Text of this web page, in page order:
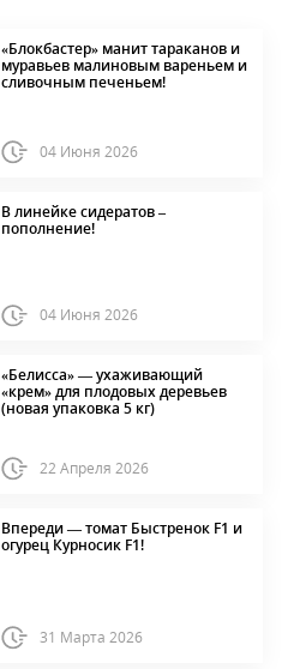
«Блокбастер» манит тараканов и
муравьев малиновым вареньем и
сливочным печеньем!
04 Июня 2026
В линейке сидератов –
пополнение!
04 Июня 2026
«Белисса» — ухаживающий
«крем» для плодовых деревьев
(новая упаковка 5 кг)
22 Апреля 2026
Впереди — томат Быстренок F1 и
огурец Курносик F1!
31 Марта 2026